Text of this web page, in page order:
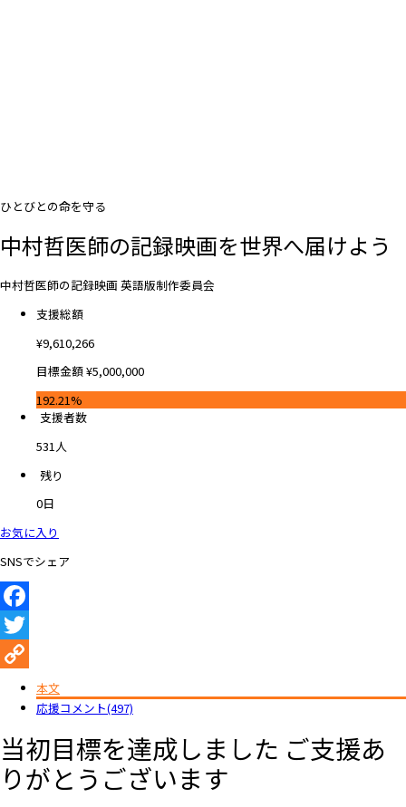
ひとびとの命を守る
中村哲医師の記録映画を世界へ届けよう
中村哲医師の記録映画 英語版制作委員会
支援総額
¥9,610,266
目標金額¥5,000,000
192.21%
支援者数
531人
残り
0日
お気に入り
SNSでシェア
Facebook
Twitter
Copy
本文
応援コメント(497)
当初目標を達成しました ご支援あ
りがとうございます